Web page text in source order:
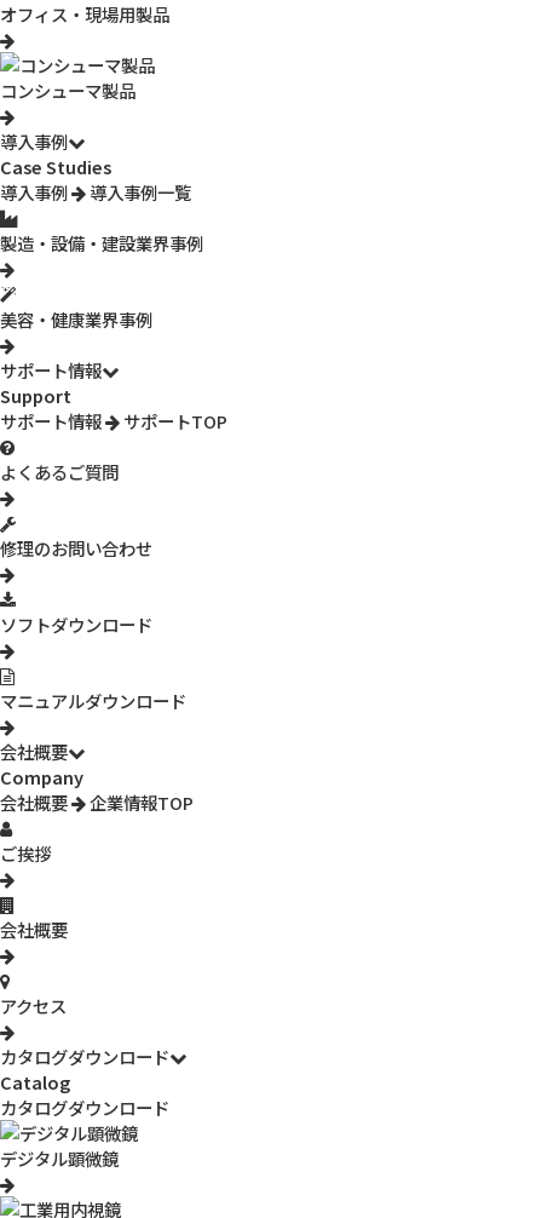
オフィス・現場用製品
コンシューマ製品
導入事例
Case Studies
導入事例
導入事例一覧
製造・設備・建設業界事例
美容・健康業界事例
サポート情報
Support
サポート情報
サポートTOP
よくあるご質問
修理のお問い合わせ
ソフトダウンロード
マニュアルダウンロード
会社概要
Company
会社概要
企業情報TOP
ご挨拶
会社概要
アクセス
カタログダウンロード
Catalog
カタログダウンロード
デジタル顕微鏡
Pioneer（パイオニア）製品対応の互換電池です。家庭用電話機、
コードレス電話子機、ワイヤレスモニター子機のバッテリー交換
に。
EV-M-003
enevolt エネボルト ニッケル水素充電池
ドレス電話子機、ワイヤレスモニター子機のバッテリー交換に。